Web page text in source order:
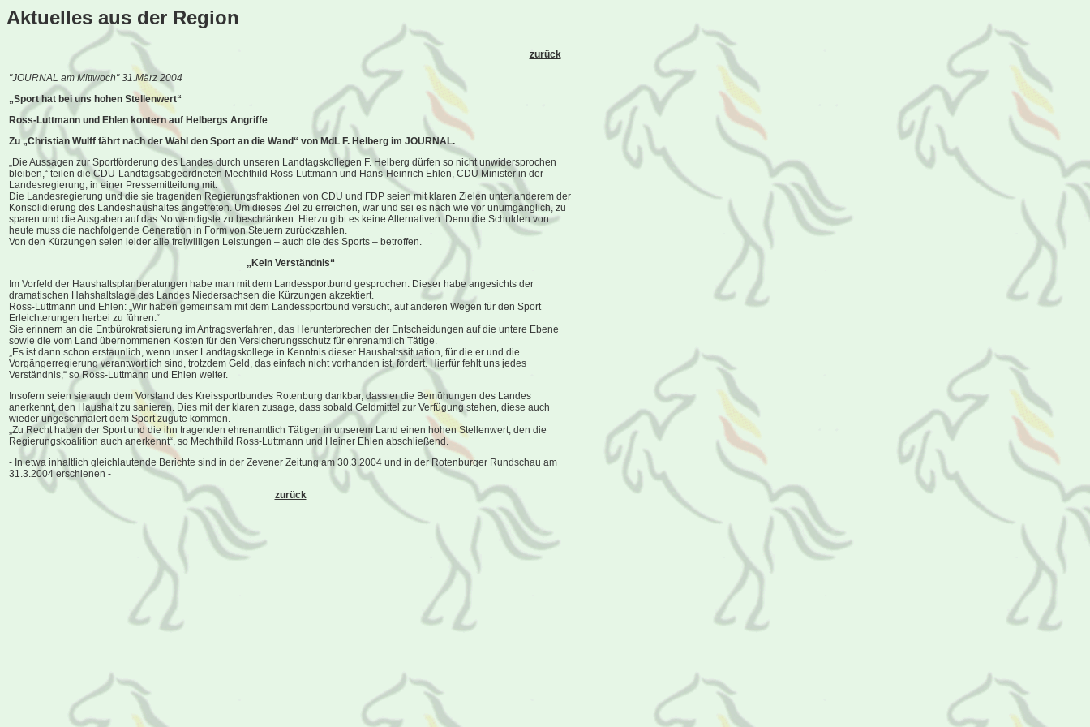
Aktuelles aus der Region
zurück
"JOURNAL am Mittwoch" 31.März 2004
„Sport hat bei uns hohen Stellenwert“
Ross-Luttmann und Ehlen kontern auf Helbergs Angriffe
Zu „Christian Wulff fährt nach der Wahl den Sport an die Wand“ von MdL F. Helberg im JOURNAL.
„Die Aussagen zur Sportförderung des Landes durch unseren Landtagskollegen F. Helberg dürfen so nicht unwidersprochen
bleiben,“ teilen die CDU-Landtagsabgeordneten Mechthild Ross-Luttmann und Hans-Heinrich Ehlen, CDU Minister in der
Landesregierung, in einer Pressemitteilung mit.
Die Landesregierung und die sie tragenden Regierungsfraktionen von CDU und FDP seien mit klaren Zielen unter anderem der
Konsolidierung des Landeshaushaltes angetreten. Um dieses Ziel zu erreichen, war und sei es nach wie vor unumgänglich, zu
sparen und die Ausgaben auf das Notwendigste zu beschränken. Hierzu gibt es keine Alternativen. Denn die Schulden von
heute muss die nachfolgende Generation in Form von Steuern zurückzahlen.
Von den Kürzungen seien leider alle freiwilligen Leistungen – auch die des Sports – betroffen.
„Kein Verständnis“
Im Vorfeld der Haushaltsplanberatungen habe man mit dem Landessportbund gesprochen. Dieser habe angesichts der
dramatischen Hahshaltslage des Landes Niedersachsen die Kürzungen akzektiert.
Ross-Luttmann und Ehlen: „Wir haben gemeinsam mit dem Landessportbund versucht, auf anderen Wegen für den Sport
Erleichterungen herbei zu führen.“
Sie erinnern an die Entbürokratisierung im Antragsverfahren, das Herunterbrechen der Entscheidungen auf die untere Ebene
sowie die vom Land übernommenen Kosten für den Versicherungsschutz für ehrenamtlich Tätige.
„Es ist dann schon erstaunlich, wenn unser Landtagskollege in Kenntnis dieser Haushaltssituation, für die er und die
Vorgängerregierung verantwortlich sind, trotzdem Geld, das einfach nicht vorhanden ist, fordert. Hierfür fehlt uns jedes
Verständnis,“ so Ross-Luttmann und Ehlen weiter.
Insofern seien sie auch dem Vorstand des Kreissportbundes Rotenburg dankbar, dass er die Bemühungen des Landes
anerkennt, den Haushalt zu sanieren. Dies mit der klaren zusage, dass sobald Geldmittel zur Verfügung stehen, diese auch
wieder ungeschmälert dem Sport zugute kommen.
„Zu Recht haben der Sport und die ihn tragenden ehrenamtlich Tätigen in unserem Land einen hohen Stellenwert, den die
Regierungskoalition auch anerkennt“, so Mechthild Ross-Luttmann und Heiner Ehlen abschließend.
- In etwa inhaltlich gleichlautende Berichte sind in der Zevener Zeitung am 30.3.2004 und in der Rotenburger Rundschau am
31.3.2004 erschienen -
zurück